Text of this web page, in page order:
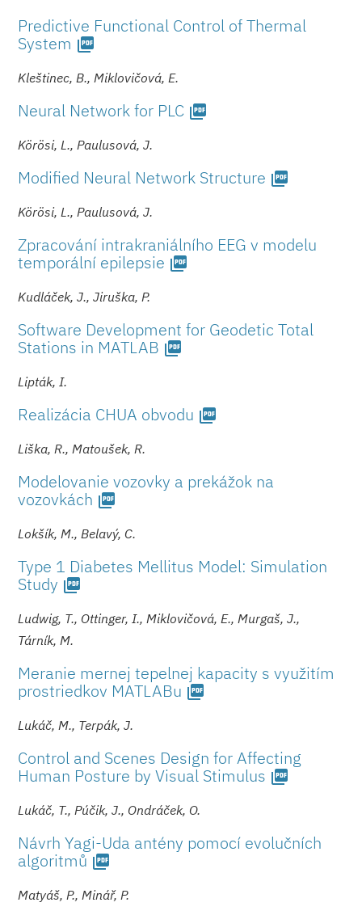
Predictive Functional Control of Thermal
System picture_as_pdf
Kleštinec, B., Miklovičová, E.
Neural Network for PLC picture_as_pdf
Körösi, L., Paulusová, J.
Modified Neural Network Structure picture_as_pdf
Körösi, L., Paulusová, J.
Zpracování intrakraniálního EEG v modelu
temporální epilepsie picture_as_pdf
Kudláček, J., Jiruška, P.
Software Development for Geodetic Total
Stations in MATLAB picture_as_pdf
Lipták, I.
Realizácia CHUA obvodu picture_as_pdf
Liška, R., Matoušek, R.
Modelovanie vozovky a prekážok na
vozovkách picture_as_pdf
Lokšík, M., Belavý, C.
Type 1 Diabetes Mellitus Model: Simulation
Study picture_as_pdf
Ludwig, T., Ottinger, I., Miklovičová, E., Murgaš, J.,
Tárník, M.
Meranie mernej tepelnej kapacity s využitím
prostriedkov MATLABu picture_as_pdf
Lukáč, M., Terpák, J.
Control and Scenes Design for Affecting
Human Posture by Visual Stimulus picture_as_pdf
Lukáč, T., Púčik, J., Ondráček, O.
Návrh Yagi-Uda antény pomocí evolučních
algoritmů picture_as_pdf
Matyáš, P., Minář, P.